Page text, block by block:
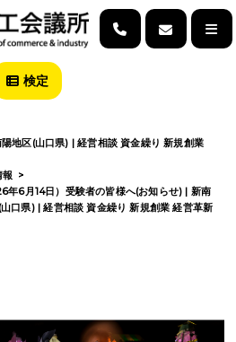
検定
地区(山口県) | 経営相談 資金繰り 新規創業
報
>
年6月14日）受験者の皆様へ(お知らせ) | 新南
口県) | 経営相談 資金繰り 新規創業 経営革新